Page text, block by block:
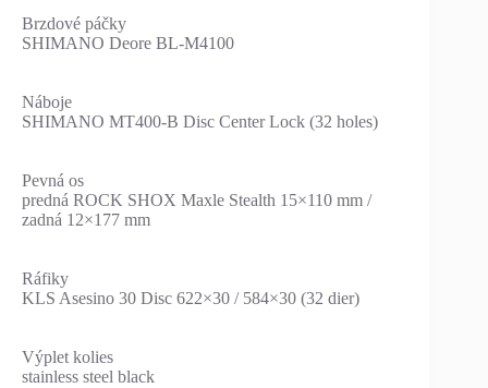
Brzdové páčky
SHIMANO Deore BL-M4100
Náboje
SHIMANO MT400-B Disc Center Lock (32 holes)
Pevná os
predná ROCK SHOX Maxle Stealth 15×110 mm /
zadná 12×177 mm
Ráfiky
KLS Asesino 30 Disc 622×30 / 584×30 (32 dier)
Výplet kolies
stainless steel black